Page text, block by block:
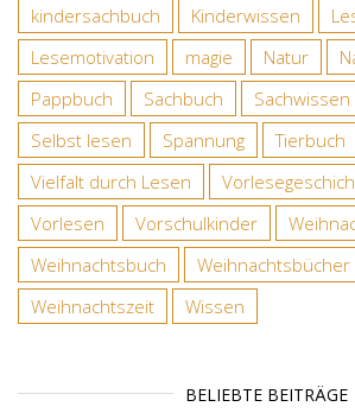
kindersachbuch
Kinderwissen
Lesemotivation
magie Natur
Pappbuch
Sachbuch Sachwissen
Selbst lesen
Spannung Tierbuch
Vielfalt durch Lesen
Vorlesen
Vorschulkinder
Weihnachtsbuch
Weihnachtsbücher
Weihnachtszeit
Wissen
BELIEBTE BEITRÄGE